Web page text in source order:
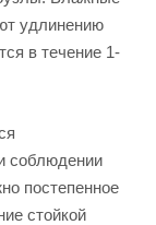
удлинению
в течение 1-
соблюдении
постепенное
стойкой